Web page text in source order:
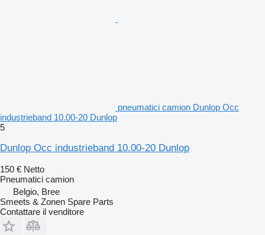
pneumatici camion Dunlop Occ
industrieband 10.00-20 Dunlop
5
Dunlop Occ industrieband 10.00-20 Dunlop
150 € Netto
Pneumatici camion
Belgio, Bree
Smeets & Zonen Spare Parts
Contattare il venditore